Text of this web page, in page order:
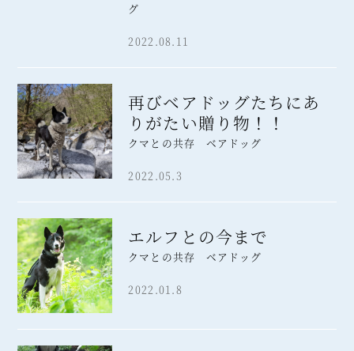
グ
2022.08.11
再びベアドッグたちにあ
りがたい贈り物！！
クマとの共存 ベアドッグ
2022.05.3
エルフとの今まで
クマとの共存 ベアドッグ
2022.01.8